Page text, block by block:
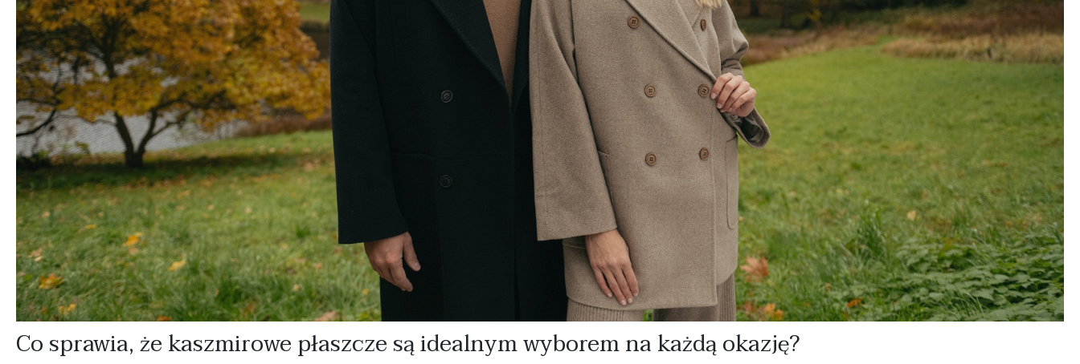
Co sprawia, że kaszmirowe płaszcze są idealnym wyborem na każdą okazję?